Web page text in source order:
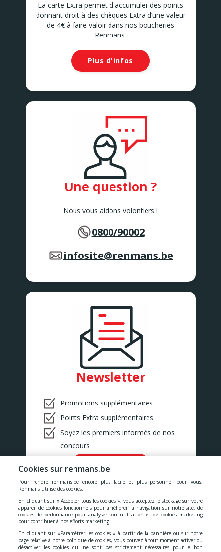
La carte Extra permet d'accumuler des points
donnant droit à des chèques Extra d’une valeur
de 4€ à faire valoir dans nos boucheries
Renmans.
Plus d'infos
Une question ?
Nous vous aidons volontiers !
0800/90002
infosite@renmans.be
Newsletter
Promotions supplémentaires
Points Extra supplémentaires
Soyez les premiers informés de nos
concours
Nos prix comprennent toutes les taxes, la TVA, les droits et les
services.
Cookies
- Confidentialité - Conditions générales
Cookies sur renmans.be
Pour rendre renmans.be encore plus facile et plus personnel pour vous,
Renmans utilise des cookies.
En cliquant sur « Accepter tous les cookies », vous acceptez le stockage sur votre
appareil de cookies fonctionnels pour améliorer la navigation sur notre site, de
cookies de performance pour analyser son utilisation et de cookies marketing
pour contribuer à nos efforts marketing.
En cliquant sur «Paramétrer les cookies » à partir de la bannière ou sur notre
page relative à notre politique de cookies, vous pouvez à tout moment activer ou
désactiver les cookies qui ne sont pas strictement nécessaires pour le bon